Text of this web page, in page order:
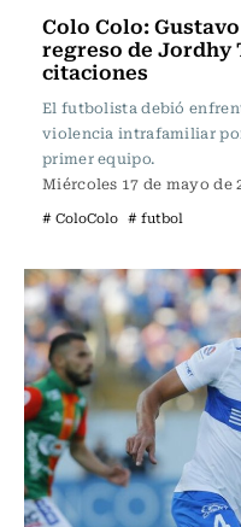
Colo Colo:
regreso de Jordhy
citaciones
El futbolista debió
violencia intrafamiliar
primer equipo.
Miércoles 17 de mayo de
# ColoColo # futbol